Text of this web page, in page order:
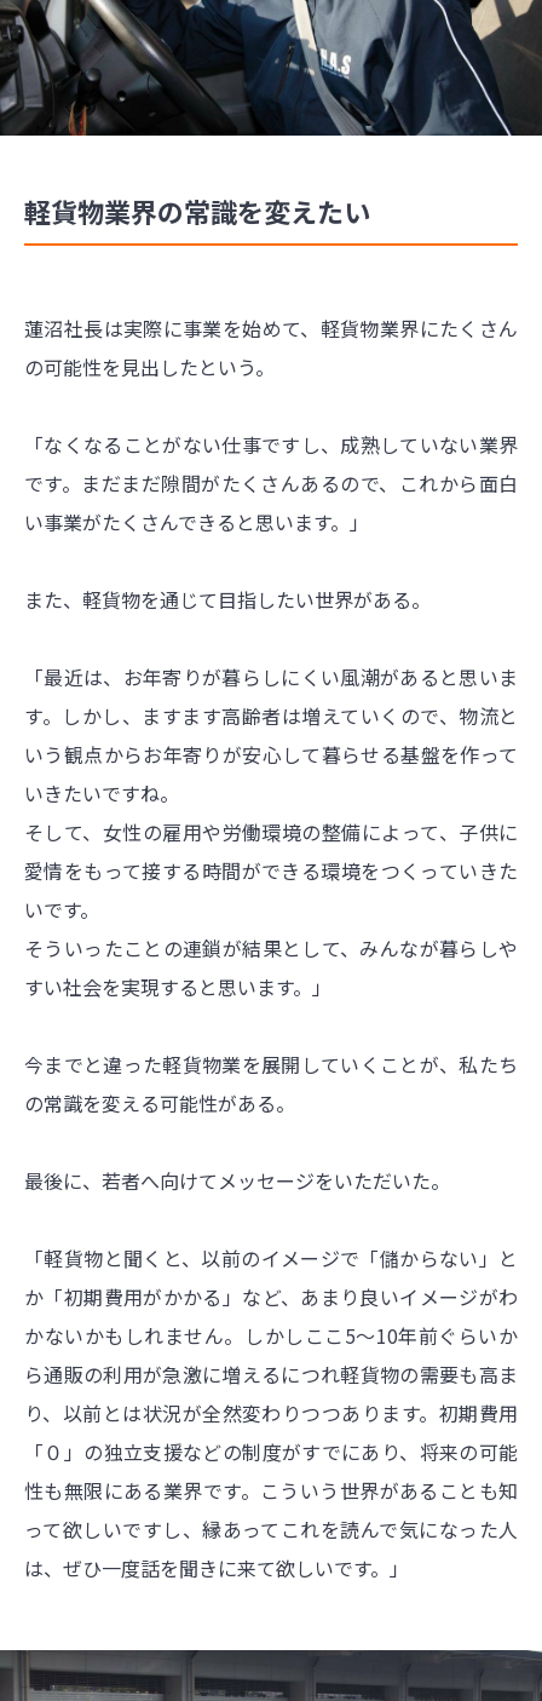
軽貨物業界の常識を変えたい
蓮沼社長は実際に事業を始めて、軽貨物業界にたくさん
の可能性を見出したという。
「なくなることがない仕事ですし、成熟していない業界
です。まだまだ隙間がたくさんあるので、これから面白
い事業がたくさんできると思います。」
また、軽貨物を通じて目指したい世界がある。
「最近は、お年寄りが暮らしにくい風潮があると思いま
す。しかし、ますます高齢者は増えていくので、物流と
いう観点からお年寄りが安心して暮らせる基盤を作って
いきたいですね。
そして、女性の雇用や労働環境の整備によって、子供に
愛情をもって接する時間ができる環境をつくっていきた
いです。
そういったことの連鎖が結果として、みんなが暮らしや
すい社会を実現すると思います。」
今までと違った軽貨物業を展開していくことが、私たち
の常識を変える可能性がある。
最後に、若者へ向けてメッセージをいただいた。
「軽貨物と聞くと、以前のイメージで「儲からない」と
か「初期費用がかかる」など、あまり良いイメージがわ
かないかもしれません。しかしここ5～10年前ぐらいか
ら通販の利用が急激に増えるにつれ軽貨物の需要も高ま
り、以前とは状況が全然変わりつつあります。初期費用
「０」の独立支援などの制度がすでにあり、将来の可能
性も無限にある業界です。こういう世界があることも知
って欲しいですし、縁あってこれを読んで気になった人
は、ぜひ一度話を聞きに来て欲しいです。」